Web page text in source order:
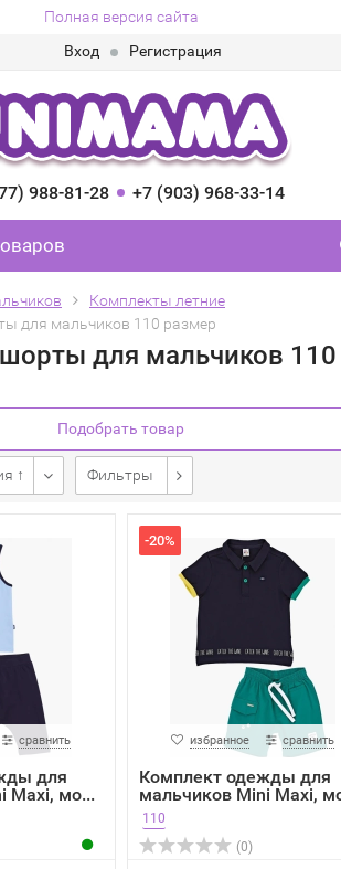
Полная версия сайта
Вход
Регистрация
988-81-28 +7 (903) 968-33-14
Комплекты летние
для мальчиков 110 размер
для мальчиков 110
Подобрать товар
↑ Фильтры
сравнить
для
Maxi, мо...
-20%
избранное сравнить
Комплект одежды для
мальчиков Mini Maxi,
110
(0)